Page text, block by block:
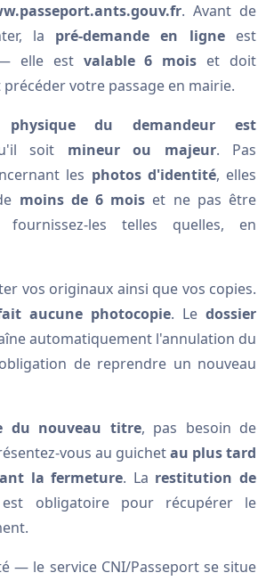
. Avant de
la pré-demande en ligneest
elle est valable 6 mois et doit
votre passage en mairie.
physique du demandeur est
soit mineur ou majeur. Pas
les photos d'identité, elles
moins de 6 mois et ne pas être
les telles quelles, en
vos originaux ainsi que vos copies.
aucune photocopie. Le dossier
automatiquement l'annulation du
de reprendre un nouveau
du nouveau titre, pas besoin de
vous au guichetau plus tard
la fermeture. La restitution de
est obligatoire pour récupérer le
— le service CNI/Passeport se situe